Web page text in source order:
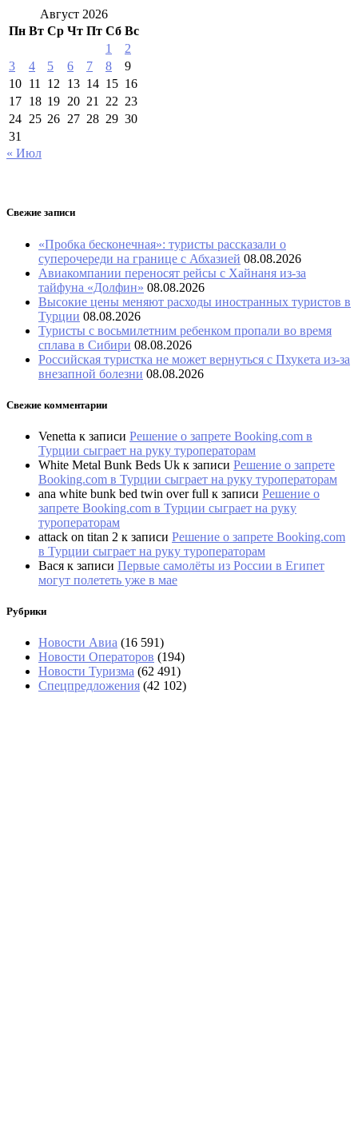
Август 2026
Пн Вт Ср Чт Пт Сб Вс
1
2
3
4 5 6 7 8
9
10 11 12 13 14 15 16
17 18 19 20 21 22 23
24 25 26 27 28 29 30
31
« Июл
Свежие записи
«Пробка бесконечная»: туристы рассказали о
суперочереди на границе с Абхазией 08.08.2026
Авиакомпании переносят рейсы с Хайнаня из-за
тайфуна «Долфин» 08.08.2026
Высокие цены меняют расходы иностранных туристов в
Турции 08.08.2026
Туристы с восьмилетним ребенком пропали во время
сплава в Сибири 08.08.2026
Российская туристка не может вернуться с Пхукета из-за
внезапной болезни 08.08.2026
Свежие комментарии
Venetta к записи Решение о запрете Booking.com в
Турции сыграет на руку туроператорам
White Metal Bunk Beds Uk к записи Решение о запрете
Booking.com в Турции сыграет на руку туроператорам
ana white bunk bed twin over full к записи Решение о
запрете Booking.com в Турции сыграет на руку
туроператорам
attack on titan 2 к записи Решение о запрете Booking.com
в Турции сыграет на руку туроператорам
Вася к записи Первые самолёты из России в Египет
могут полететь уже в мае
Рубрики
Новости Авиа (16 591)
Новости Операторов (194)
Новости Туризма (62 491)
Спецпредложения (42 102)